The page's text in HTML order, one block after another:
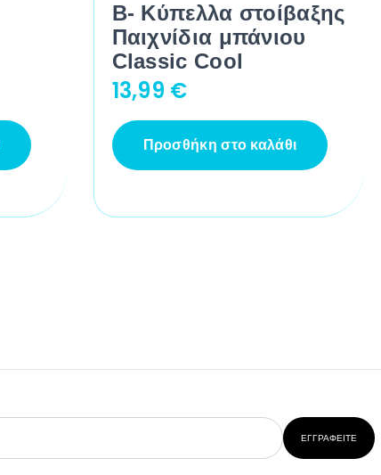
B- Κύπελλα στοίβαξης
Παιχνίδια μπάνιου
Classic Cool
13,99 €
Προσθήκη στο καλάθι
ΕΓΓΡΑΦΕΊΤΕ